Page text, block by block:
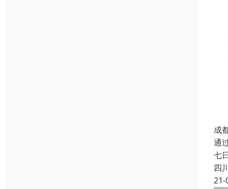
成
通
七
四
21-